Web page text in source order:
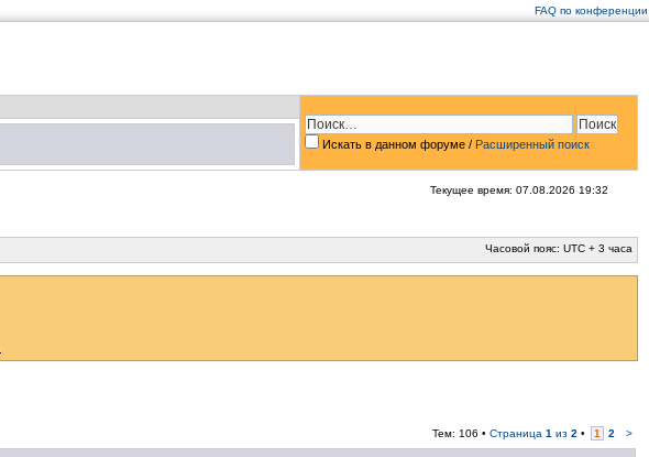
FAQ по конференции
Искать в данном форуме / Расширенный поиск
Текущее время: 07.08.2026 19:32
Часовой пояс: UTC + 3 часа
Тем: 106 • Страница 1 из 2 • 1 2 >